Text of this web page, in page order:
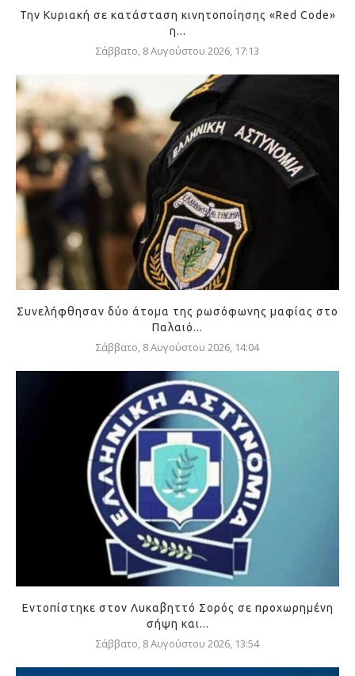
Την Κυριακή σε κατάσταση κινητοποίησης «Red Code»
η...
Σάββατο, 8 Αυγούστου 2026, 17:13
Συνελήφθησαν δύο άτομα της ρωσόφωνης μαφίας στο
Παλαιό...
Σάββατο, 8 Αυγούστου 2026, 14:04
Εντοπίστηκε στον Λυκαβηττό Σορός σε προχωρημένη
σήψη και...
Σάββατο, 8 Αυγούστου 2026, 13:54